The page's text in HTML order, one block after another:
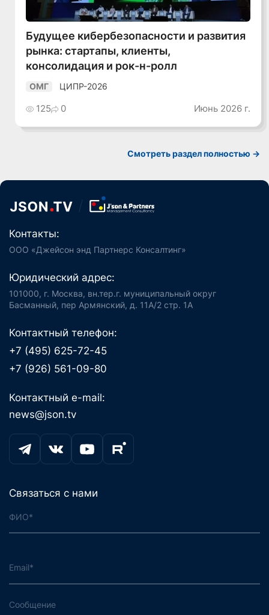
Будущее кибербезопасности и развития
рынка: стартапы, клиенты,
консолидация и рок-н-ролл
ОМГ ЦИПР-2026
125 0 Июнь 2026 г.
Смотреть раздел полностью ->
Контакты:
ООО «Джейсон энд Партнерс Консалтинг»
Юридический адрес:
101000, г. Москва, вн.тер.г. муниципальный округ
Басманный, пер Армянский, д. 11А/2 стр. 1А
Контактный телефон:
+7 (495) 625-72-45
+7 (926) 561-09-80
Контактный e-mail:
news@json.tv
Связаться с нами